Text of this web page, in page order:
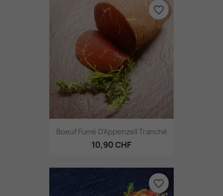
Boeuf Fumé D'Appenzell Tranché
10,90 CHF
favorite_border
favorite_border